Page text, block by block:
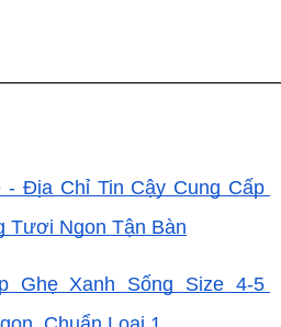
- Địa Chỉ Tin Cậy Cung Cấp
Tươi Ngon Tận Bàn
Ghẹ Xanh Sống Size 4-5